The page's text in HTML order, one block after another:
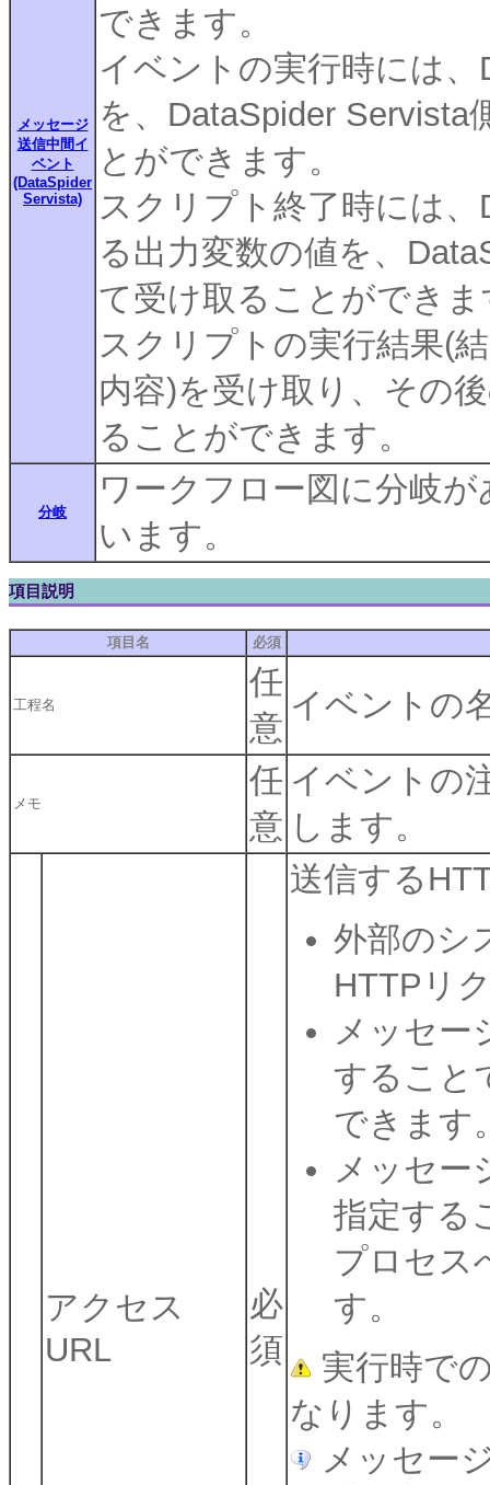
メッセージ
送信中間イ
ベント
(DataSpider
Servista)
できます。
イベントの実行時には
を、DataSpider
とができます。
スクリプト終了時には
る出力変数の値を、
て受け取ることができま
スクリプトの実行結果(
内容)を受け取り、その
ることができます。
分岐
ワークフロー図に分岐
います。
項目説明
項目名 必須
工程名
任
意
イベントの
メモ
任
意
イベントの
します。
アクセス
URL
必
須
送信する
外部のシ
HTTPリ
メッセー
すること
できます
メッセー
指定する
プロセス
す。
実行時で
なります。
メッセー